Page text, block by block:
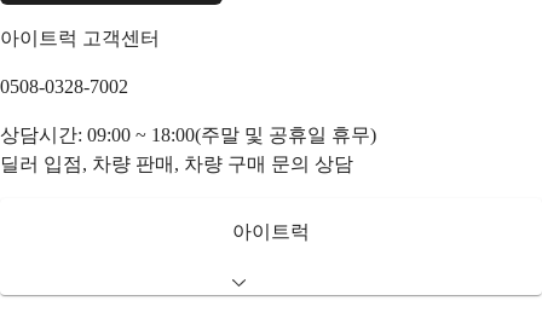
아이트럭 고객센터
0508-0328-7002
상담시간: 09:00 ~ 18:00(주말 및 공휴일 휴무)
딜러 입점, 차량 판매, 차량 구매 문의 상담
아이트럭